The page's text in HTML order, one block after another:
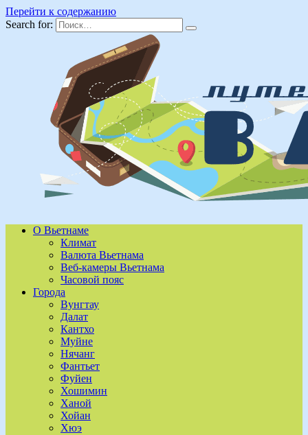
Перейти к содержанию
Search for:
О Вьетнаме
Климат
Валюта Вьетнама
Веб-камеры Вьетнама
Часовой пояс
Города
Вунгтау
Далат
Кантхо
Муйне
Нячанг
Фантьет
Фуйен
Хошимин
Ханой
Хойан
Хюэ